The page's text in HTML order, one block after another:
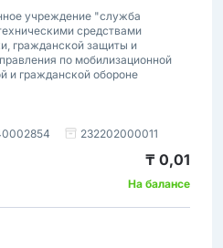
учреждение "служба
средствами
гражданской защиты и
по мобилизационной
и гражданской обороне
232202000011
₸ 0,01
На балансе